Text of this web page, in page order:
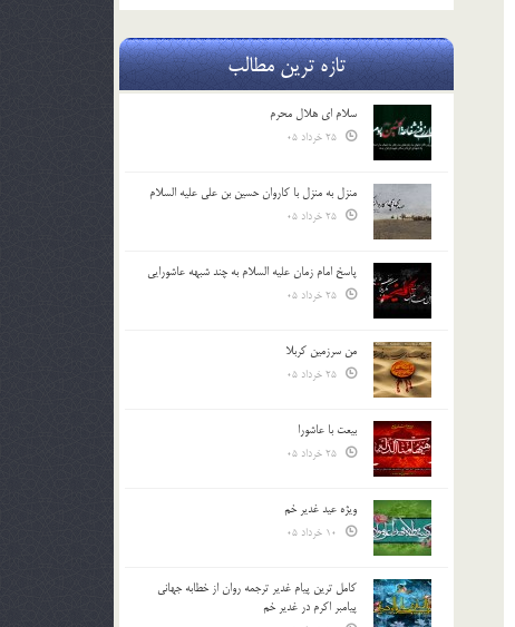
تازه ترین مطالب
سلام ای هلال محرم
منزل به منزل با کاروان حسین بن علی علیه السلام
پاسخ امام زمان علیه السلام به چند شبهه عاشورایی
من سرزمین کربلا
بیعت با عاشورا
ویژه عید غدیر خم
کامل ترین پیام غدیر ترجمه روان از خطابه جهانی
پیامبر اکرم در غدیر خم